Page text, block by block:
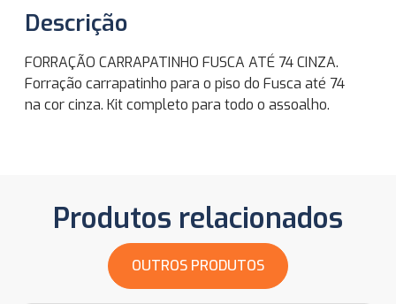
Descrição
FORRAÇÃO CARRAPATINHO FUSCA ATÉ 74 CINZA.
Forração carrapatinho para o piso do Fusca até 74
na cor cinza. Kit completo para todo o assoalho.
Produtos relacionados
OUTROS PRODUTOS